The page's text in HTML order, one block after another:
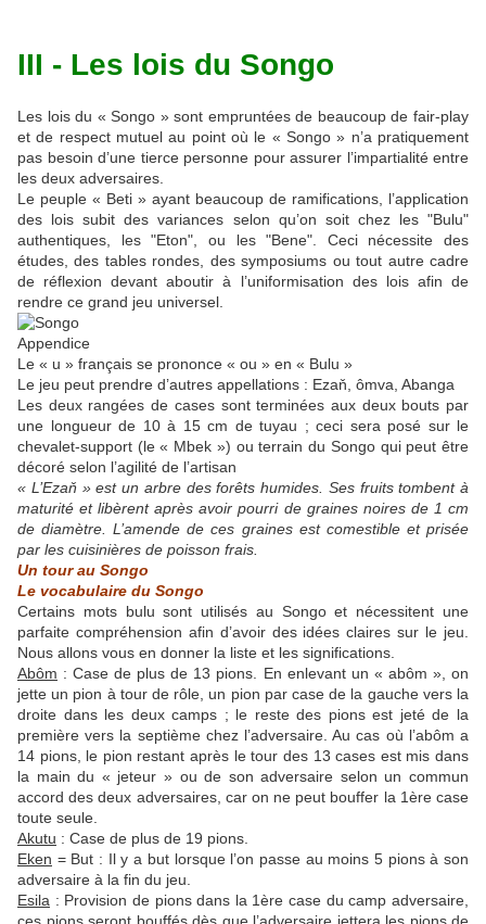
III - Les lois du Songo
Les lois du « Songo » sont empruntées de beaucoup de fair-play
et de respect mutuel au point où le « Songo » n’a pratiquement
pas besoin d’une tierce personne pour assurer l’impartialité entre
les deux adversaires.
Le peuple « Beti » ayant beaucoup de ramifications, l’application
des lois subit des variances selon qu’on soit chez les "Bulu"
authentiques, les "Eton", ou les "Bene". Ceci nécessite des
études, des tables rondes, des symposiums ou tout autre cadre
de réflexion devant aboutir à l’uniformisation des lois afin de
rendre ce grand jeu universel.
Appendice
Le « u » français se prononce « ou » en « Bulu »
Le jeu peut prendre d’autres appellations : Ezaň, ômva, Abanga
Les deux rangées de cases sont terminées aux deux bouts par
une longueur de 10 à 15 cm de tuyau ; ceci sera posé sur le
chevalet-support (le « Mbek ») ou terrain du Songo qui peut être
décoré selon l’agilité de l’artisan
« L’Ezaň » est un arbre des forêts humides. Ses fruits tombent à
maturité et libèrent après avoir pourri de graines noires de 1 cm
de diamètre. L’amende de ces graines est comestible et prisée
par les cuisinières de poisson frais.
Un tour au Songo
Le vocabulaire du Songo
Certains mots bulu sont utilisés au Songo et nécessitent une
parfaite compréhension afin d’avoir des idées claires sur le jeu.
Nous allons vous en donner la liste et les significations.
Abôm : Case de plus de 13 pions. En enlevant un « abôm », on
jette un pion à tour de rôle, un pion par case de la gauche vers la
droite dans les deux camps ; le reste des pions est jeté de la
première vers la septième chez l’adversaire. Au cas où l’abôm a
14 pions, le pion restant après le tour des 13 cases est mis dans
la main du « jeteur » ou de son adversaire selon un commun
accord des deux adversaires, car on ne peut bouffer la 1ère case
toute seule.
Akutu : Case de plus de 19 pions.
Eken = But : Il y a but lorsque l’on passe au moins 5 pions à son
adversaire à la fin du jeu.
Esila : Provision de pions dans la 1ère case du camp adversaire,
ces pions seront bouffés dès que l’adversaire jettera les pions de